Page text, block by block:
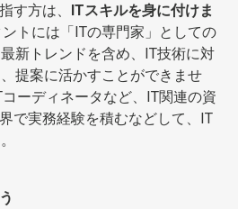
す方は、 ITスキルを身に付けま
トには「ITの専門家」としての
新トレンドを含め、IT技術に対
提案に活かすことができませ
ーディネータなど、IT関連の資
で実務経験を積むなどして、IT